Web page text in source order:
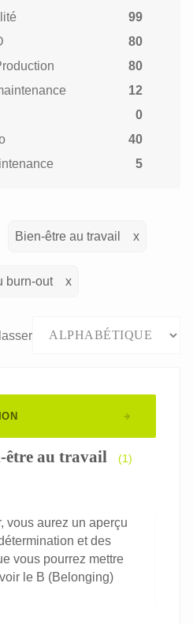
99
80
80
12
0
40
5
Bien-être au travail
burn-out
être au travail (1)
vous aurez un aperçu
et des
vous pourrez mettre
le B (Belonging)